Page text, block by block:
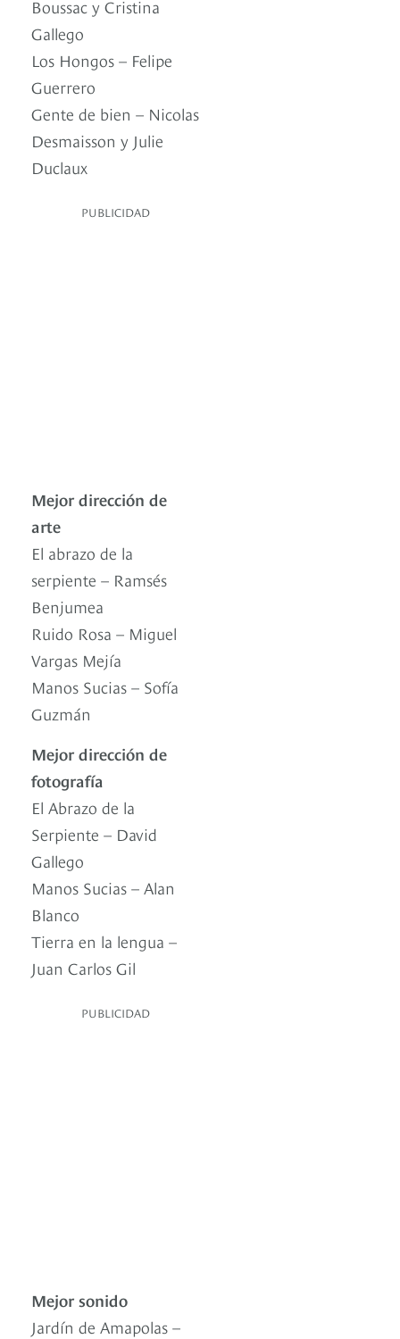
Boussac y Cristina
Gallego
Los Hongos – Felipe
Guerrero
Gente de bien – Nicolas
Desmaisson y Julie
Duclaux
PUBLICIDAD
Mejor dirección de
arte
El abrazo de la
serpiente – Ramsés
Benjumea
Ruido Rosa – Miguel
Vargas Mejía
Manos Sucias – Sofía
Guzmán
Mejor dirección de
fotografía
El Abrazo de la
Serpiente – David
Gallego
Manos Sucias – Alan
Blanco
Tierra en la lengua –
Juan Carlos Gil
PUBLICIDAD
Mejor sonido
Jardín de Amapolas –